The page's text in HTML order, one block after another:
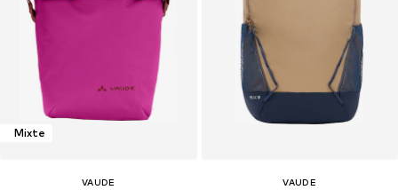
Mixte
VAUDE VAUDE